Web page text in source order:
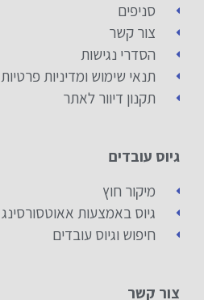
סניפים
צור קשר
הסדרי נגישות
תנאי שימוש ומדיניות פרטיות
תקנון דיוור לאתר
גיוס עובדים
מיקור חוץ
גיוס באמצעות אאוטסורסינג
חיפוש וגיוס עובדים
צור קשר